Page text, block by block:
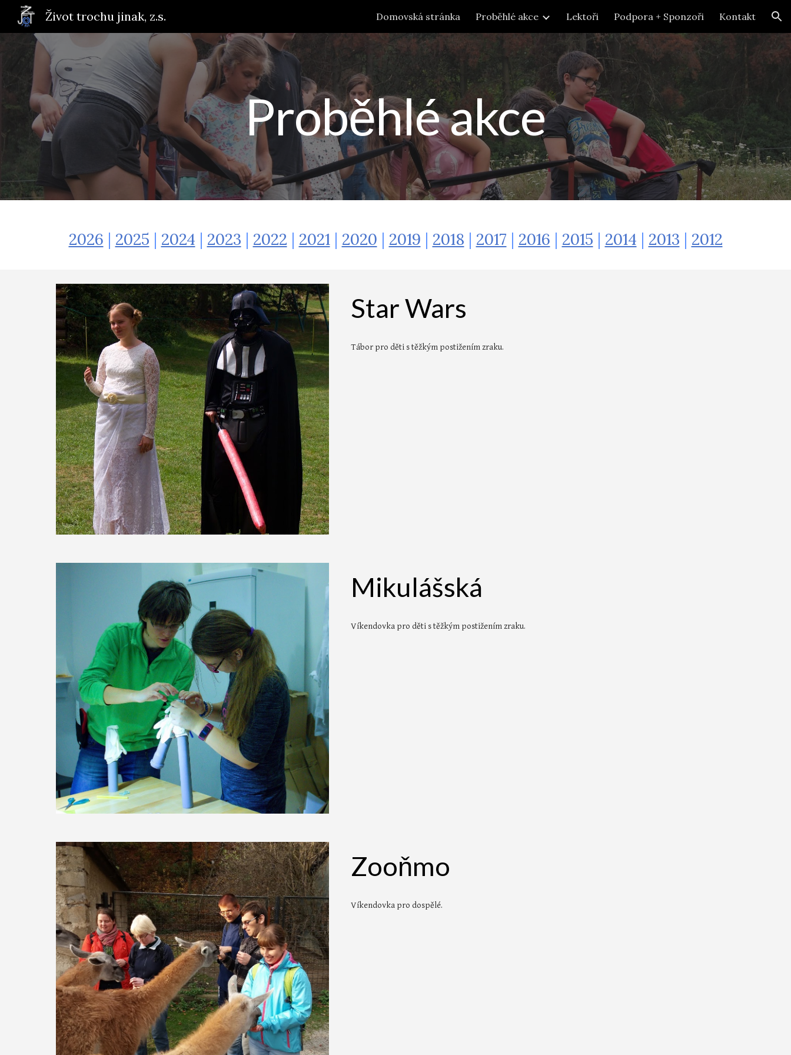
Skip to navigation
Život trochu jinak, z.s. Domovská stránka Proběhlé akce Lektoři Podpora + Sponzoři Kontakt
Proběhlé akce
2026 | 2025 | 2024 | 2023 | 2022 | 2021| 2020 | 2019 | 2018 | 2017 | 2016 | 2015 | 2014 | 2013 | 2012
Star Wars
Tábor pro děti s těžkým postižením zraku.
Mikulášská
Víkendovka pro děti s těžkým postižením zraku.
Zooňmo
Víkendovka pro dospělé.